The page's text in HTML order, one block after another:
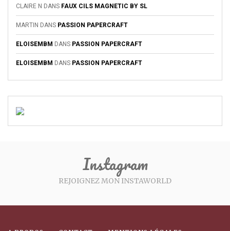
CLAIRE N DANS FAUX CILS MAGNETIC BY SL
MARTIN DANS PASSION PAPERCRAFT
ELOISEMBM DANS PASSION PAPERCRAFT
ELOISEMBM DANS PASSION PAPERCRAFT
Instagram
REJOIGNEZ MON INSTAWORLD